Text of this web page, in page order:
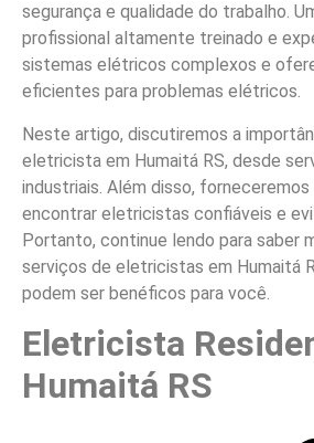
segurança e qualidade do trabalho.
profissional altamente treinado e
sistemas elétricos complexos e
eficientes para problemas elétricos.
Neste artigo, discutiremos a
eletricista em Humaitá RS, desde
industriais. Além disso,
encontrar eletricistas confiáveis e
Portanto, continue lendo para saber
serviços de eletricistas em Humaitá
podem ser benéficos para você.
Eletricista
Humaitá RS